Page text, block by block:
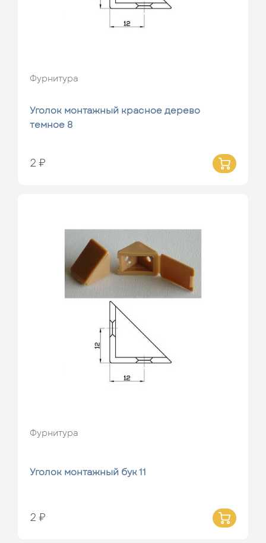
Фурнитура
Уголок монтажный красное дерево
темное 8
2 ₽
Фурнитура
Уголок монтажный бук 11
2 ₽